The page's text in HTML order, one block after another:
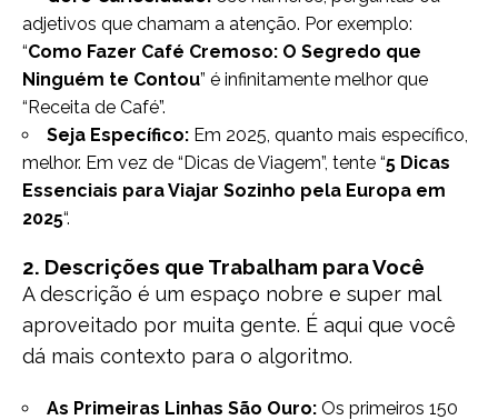
adjetivos que chamam a atenção. Por exemplo:
“Como Fazer Café Cremoso: O Segredo que
Ninguém te Contou” é infinitamente melhor que
“Receita de Café”.
Seja Específico: Em 2025, quanto mais específico,
melhor. Em vez de “Dicas de Viagem”, tente “5 Dicas
Essenciais para Viajar Sozinho pela Europa em
2025“.
2. Descrições que Trabalham para Você
A descrição é um espaço nobre e super mal
aproveitado por muita gente. É aqui que você
dá mais contexto para o algoritmo.
As Primeiras Linhas São Ouro: Os primeiros 150